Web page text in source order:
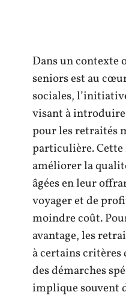
Dans un contexte
seniors est au
sociales,
visant à introduire
pour les retraités
particulière. Cette
améliorer la
âgées en leur
voyager et de
moindre coût.
avantage, les
à certains
des démarches
implique souvent